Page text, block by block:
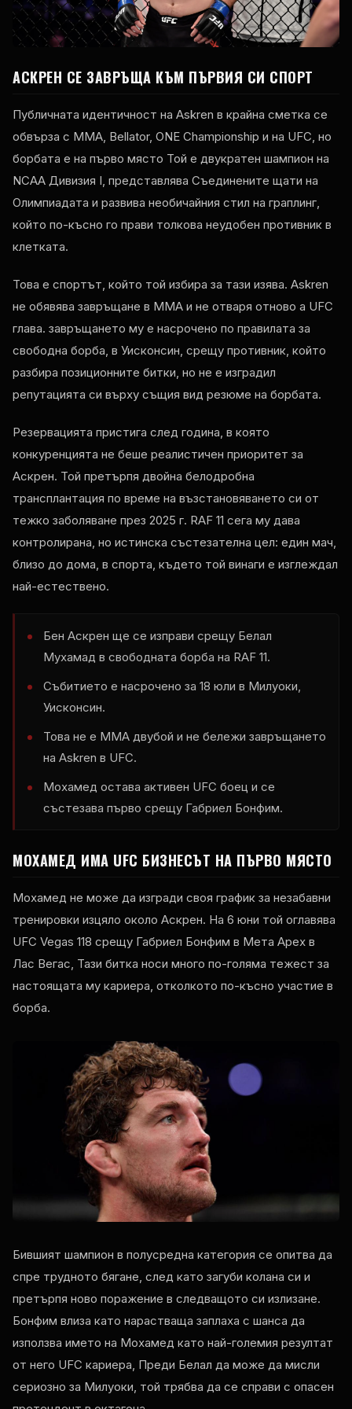
АСКРЕН СЕ ЗАВРЪЩА КЪМ ПЪРВИЯ СИ СПОРТ
Публичната идентичност на Askren в крайна сметка се
обвърза с MMA, Bellator, ONE Championship и на UFC , но
борбата е на първо място Той е двукратен шампион на
NCAA Дивизия I, представлява Съединените щати на
Олимпиадата и развива необичайния стил на граплинг,
който по-късно го прави толкова неудобен противник в
клетката.
Това е спортът, който той избира за тази изява. Askren
не обявява завръщане в MMA и не отваря отново a UFC
глава. завръщането му е насрочено по правилата за
свободна борба, в Уисконсин, срещу противник, който
разбира позиционните битки, но не е изградил
репутацията си върху същия вид резюме на борбата.
Резервацията пристига след година, в която
конкуренцията не беше реалистичен приоритет за
Аскрен. Той претърпя двойна белодробна
трансплантация по време на възстановяването си от
тежко заболяване през 2025 г. RAF 11 сега му дава
контролирана, но истинска състезателна цел: един мач,
близо до дома, в спорта, където той винаги е изглеждал
най-естествено.
Бен Аскрен ще се изправи срещу Белал
Мухамад в свободната борба на RAF 11.
Събитието е насрочено за 18 юли в Милуоки,
Уисконсин.
Това не е ММА двубой и не бележи завръщането
на Askren в UFC.
Мохамед остава активен UFC боец и се
състезава първо срещу Габриел Бонфим.
МОХАМЕД ИМА UFC БИЗНЕСЪТ НА ПЪРВО МЯСТО
Мохамед не може да изгради своя график за незабавни
тренировки изцяло около Аскрен. На 6 юни той оглавява
UFC Vegas 118 срещу Габриел Бонфим в Мета Apex в
Лас Вегас, Тази битка носи много по-голяма тежест за
настоящата му кариера, отколкото по-късно участие в
борба.
Бившият шампион в полусредна категория се опитва да
спре трудното бягане, след като загуби колана си и
претърпя ново поражение в следващото си излизане.
Бонфим влиза като нарастваща заплаха с шанса да
използва името на Мохамед като най-големия резултат
от него UFC кариера, Преди Белал да може да мисли
сериозно за Милуоки, той трябва да се справи с опасен